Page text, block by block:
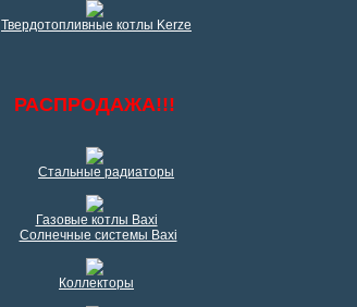
Твердотопливные котлы Kerze
РАСПРОДАЖА!!!
Стальные радиаторы
Газовые котлы Baxi
Солнечные системы Baxi
Коллекторы